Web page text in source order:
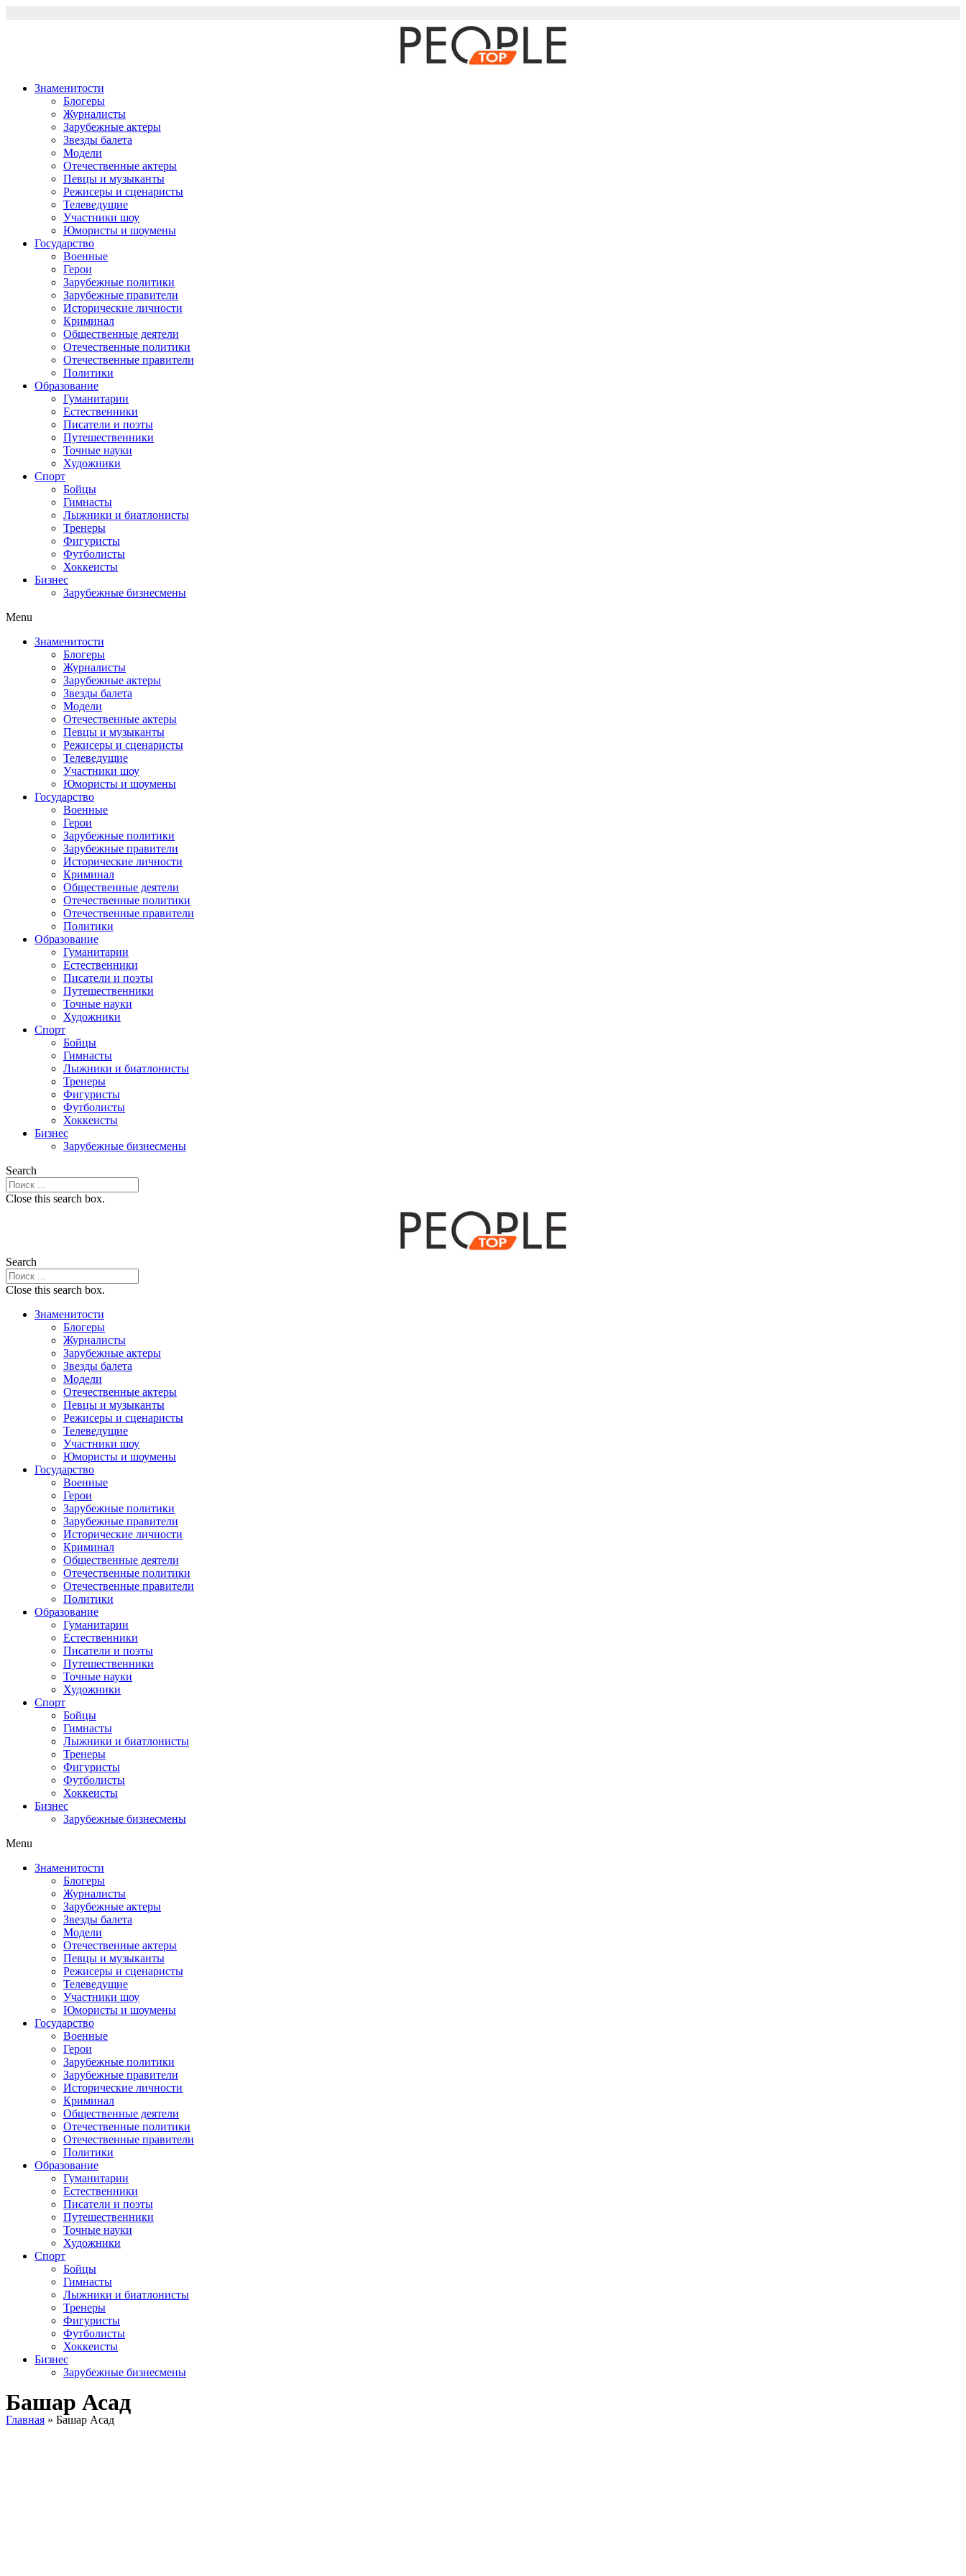
Знаменитости
Блогеры
Журналисты
Зарубежные актеры
Звезды балета
Модели
Отечественные актеры
Певцы и музыканты
Режисеры и сценаристы
Телеведущие
Участники шоу
Юмористы и шоумены
Государство
Военные
Герои
Зарубежные политики
Зарубежные правители
Исторические личности
Криминал
Общественные деятели
Отечественные политики
Отечественные правители
Политики
Образование
Гуманитарии
Естественники
Писатели и поэты
Путешественники
Точные науки
Художники
Спорт
Бойцы
Гимнасты
Лыжники и биатлонисты
Тренеры
Фигуристы
Футболисты
Хоккеисты
Бизнес
Зарубежные бизнесмены
Menu
Знаменитости
Блогеры
Журналисты
Зарубежные актеры
Звезды балета
Модели
Отечественные актеры
Певцы и музыканты
Режисеры и сценаристы
Телеведущие
Участники шоу
Юмористы и шоумены
Государство
Военные
Герои
Зарубежные политики
Зарубежные правители
Исторические личности
Криминал
Общественные деятели
Отечественные политики
Отечественные правители
Политики
Образование
Гуманитарии
Естественники
Писатели и поэты
Путешественники
Точные науки
Художники
Спорт
Бойцы
Гимнасты
Лыжники и биатлонисты
Тренеры
Фигуристы
Футболисты
Хоккеисты
Бизнес
Зарубежные бизнесмены
Search
Close this search box.
Search
Close this search box.
Знаменитости
Блогеры
Журналисты
Зарубежные актеры
Звезды балета
Модели
Отечественные актеры
Певцы и музыканты
Режисеры и сценаристы
Телеведущие
Участники шоу
Юмористы и шоумены
Государство
Военные
Герои
Зарубежные политики
Зарубежные правители
Исторические личности
Криминал
Общественные деятели
Отечественные политики
Отечественные правители
Политики
Образование
Гуманитарии
Естественники
Писатели и поэты
Путешественники
Точные науки
Художники
Спорт
Бойцы
Гимнасты
Лыжники и биатлонисты
Тренеры
Фигуристы
Футболисты
Хоккеисты
Бизнес
Зарубежные бизнесмены
Menu
Знаменитости
Блогеры
Журналисты
Зарубежные актеры
Звезды балета
Модели
Отечественные актеры
Певцы и музыканты
Режисеры и сценаристы
Телеведущие
Участники шоу
Юмористы и шоумены
Государство
Военные
Герои
Зарубежные политики
Зарубежные правители
Исторические личности
Криминал
Общественные деятели
Отечественные политики
Отечественные правители
Политики
Образование
Гуманитарии
Естественники
Писатели и поэты
Путешественники
Точные науки
Художники
Спорт
Бойцы
Гимнасты
Лыжники и биатлонисты
Тренеры
Фигуристы
Футболисты
Хоккеисты
Бизнес
Зарубежные бизнесмены
Башар Асад
Главная » Башар Асад